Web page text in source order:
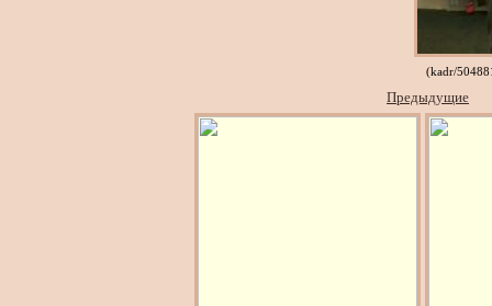
(kadr/
Предыдущие